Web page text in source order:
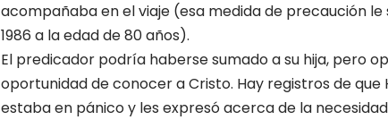
acompañaba en el viaje (esa medida de precaución le
1986 a la edad de 80 años).
El predicador podría haberse sumado a su hija, pero
oportunidad de conocer a Cristo. Hay registros de
estaba en pánico y les expresó acerca de la